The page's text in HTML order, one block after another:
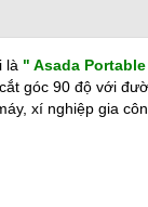
là " Asada
góc 90 độ với
xí nghiệp gia